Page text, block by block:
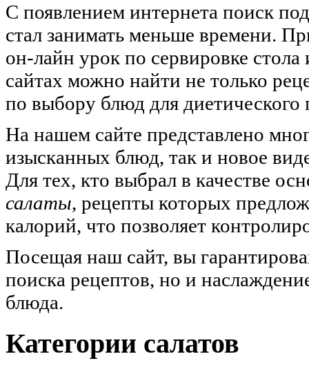
С появлением интернета поиск
стал занимать меньше времени.
он-лайн урок по сервировке
сайтах можно найти не только
по выбору блюд для
На нашем сайте представлено
изысканных блюд, так и новое
Для тех, кто выбрал в качестве
салаты, рецепты которых
калорий, что позволяет
Посещая наш сайт, вы
поиска рецептов, но и
блюда.
Категории салатов